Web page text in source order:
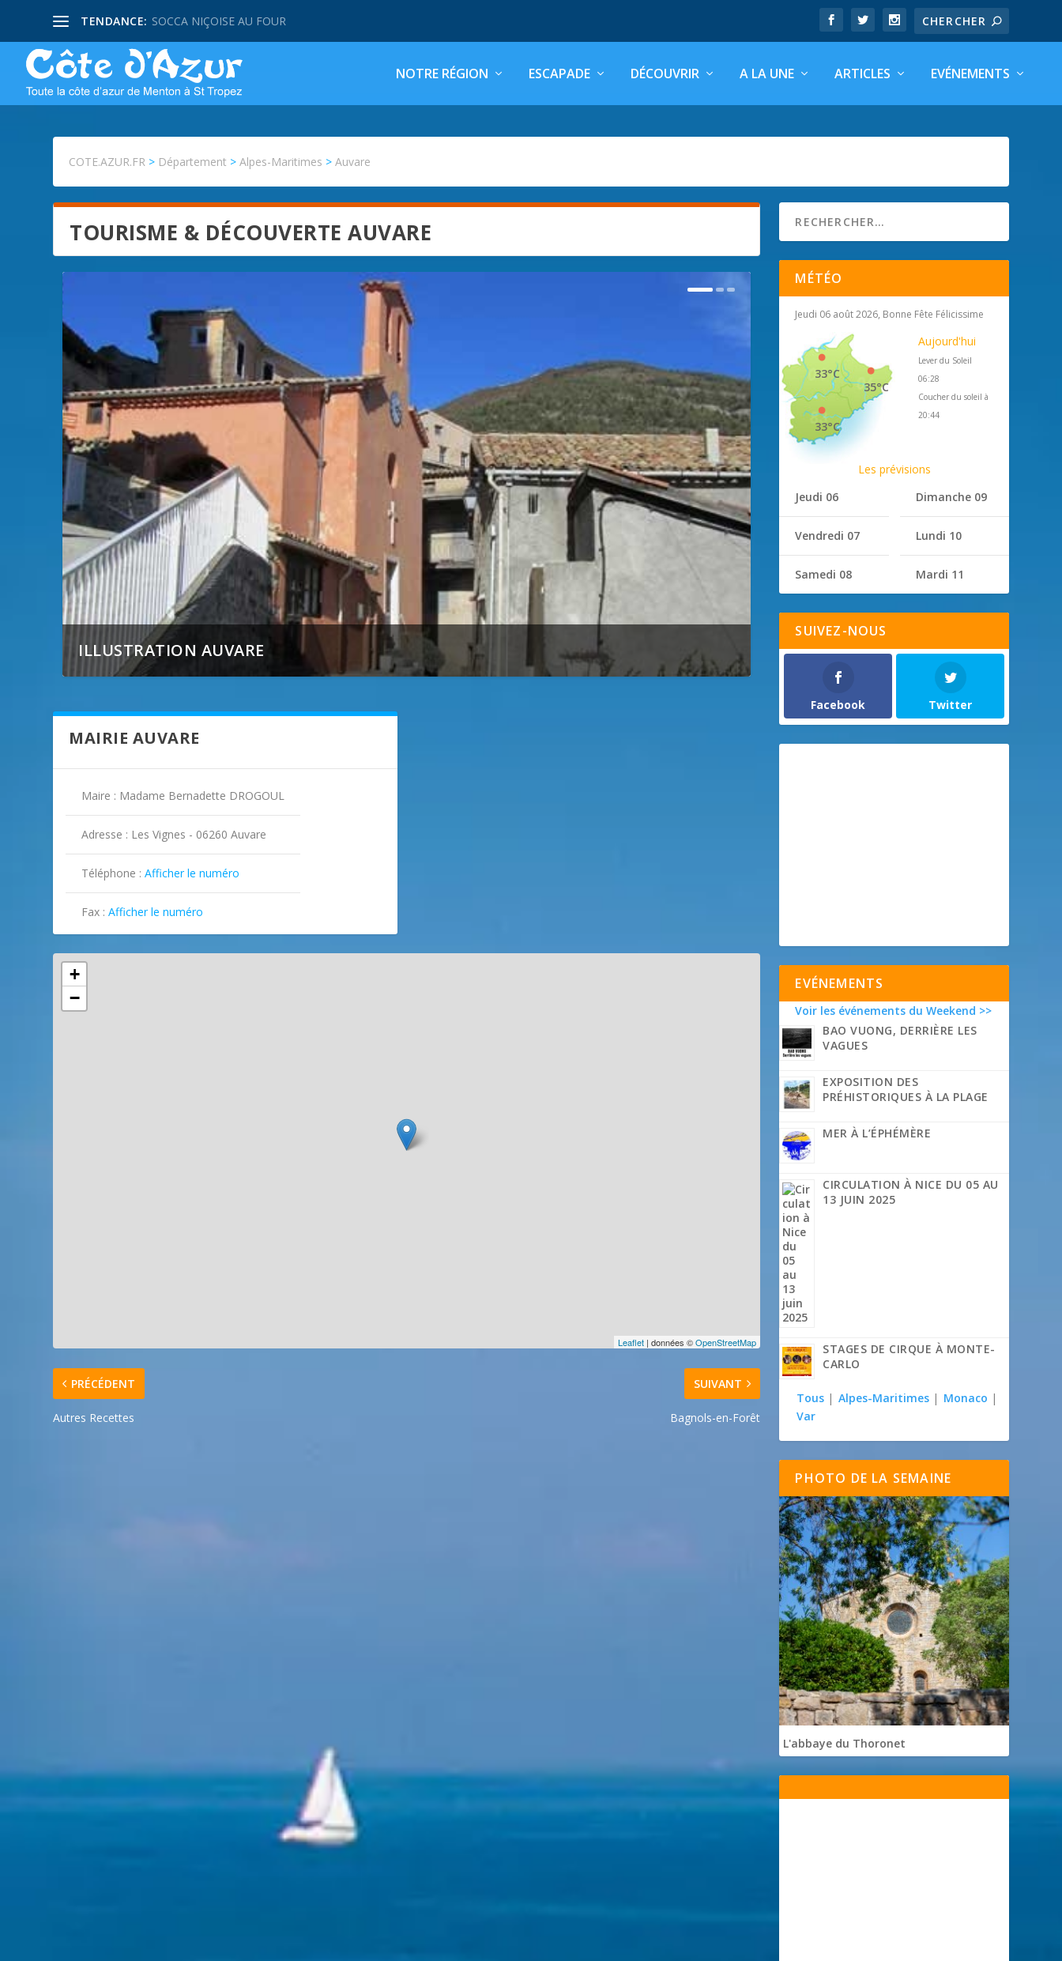
TENDANCE: SOCCA NIÇOISE AU FOUR
NOTRE RÉGION ESCAPADE DÉCOUVRIR A LA UNE ARTICLES EVÉNEMENTS
COTE.AZUR.FR > Département >Alpes-Maritimes >Auvare
TOURISME & DÉCOUVERTE AUVARE
ILLUSTRATION AUVARE
MAIRIE AUVARE
Maire : Madame Bernadette DROGOUL
Adresse : Les Vignes - 06260 Auvare
Téléphone :Afficher le numéro
Fax :Afficher le numéro
+
−
Leaflet | données ©OpenStreetMap
PRÉCÉDENT
Autres Recettes
SUIVANT
Bagnols-en-Forêt
MÉTÉO
Jeudi 06 août 2026, Bonne Fête Félicissime
35°C
33°C
33°C
Aujourd'hui
Lever du Soleil
06:28
Coucher du soleil à
20:44
Les prévisions
Jeudi 06
Vendredi 07
Samedi 08
Dimanche 09
Lundi 10
Mardi 11
SUIVEZ-NOUS
Facebook Twitter
EVÉNEMENTS
Voir les événements du Weekend >>
BAO VUONG, DERRIÈRE LES
VAGUES
EXPOSITION DES
PRÉHISTORIQUES À LA PLAGE
MER À L’ÉPHÉMÈRE
CIRCULATION À NICE DU 05 AU
13 JUIN 2025
STAGES DE CIRQUE À MONTE-
CARLO
Tous | Alpes-Maritimes | Monaco |
Var
PHOTO DE LA SEMAINE
L'abbaye du Thoronet